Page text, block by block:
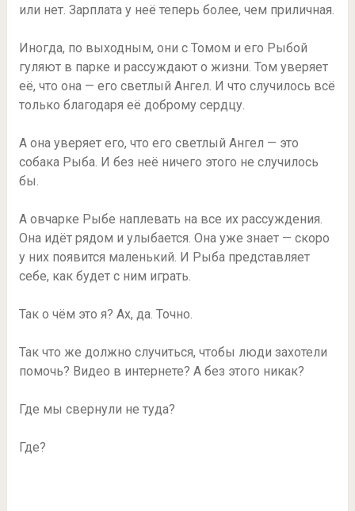
или нет. Зарплата у неё теперь более, чем приличная.
Иногда, по выходным, они с Томом и его Рыбой
гуляют в парке и рассуждают о жизни. Том уверяет
её, что она — его светлый Ангел. И что случилось всё
только благодаря её доброму сердцу.
А она уверяет его, что его светлый Ангел — это
собака Рыба. И без неё ничего этого не случилось
бы.
А овчарке Рыбе наплевать на все их рассуждения.
Она идёт рядом и улыбается. Она уже знает — скоро
у них появится маленький. И Рыба представляет
себе, как будет с ним играть.
Так о чём это я? Ах, да. Точно.
Так что же должно случиться, чтобы люди захотели
помочь? Видео в интернете? А без этого никак?
Где мы свернули не туда?
Где?